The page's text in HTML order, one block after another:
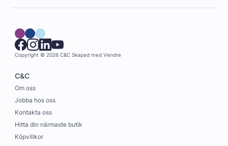
Copyright © 2026 C&C Skapad med Vendre
C&C
Om oss
Jobba hos oss
Kontakta oss
Hitta din närmaste butik
Köpvillkor